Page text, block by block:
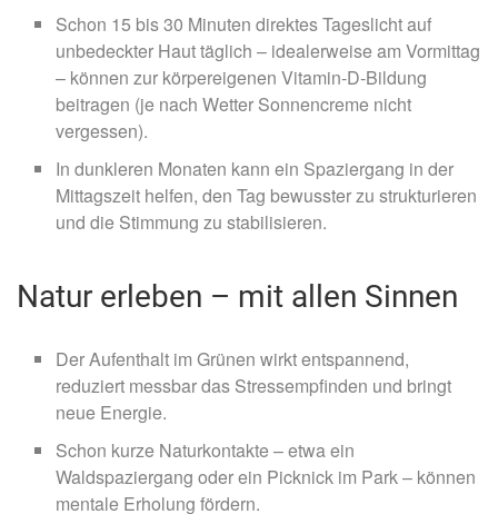
Schon 15 bis 30 Minuten direktes Tageslicht auf
unbedeckter Haut täglich – idealerweise am Vormittag
– können zur körpereigenen Vitamin-D-Bildung
beitragen (je nach Wetter Sonnencreme nicht
vergessen).
In dunkleren Monaten kann ein Spaziergang in der
Mittagszeit helfen, den Tag bewusster zu strukturieren
und die Stimmung zu stabilisieren.
Natur erleben – mit allen Sinnen
Der Aufenthalt im Grünen wirkt entspannend,
reduziert messbar das Stressempfinden und bringt
neue Energie.
Schon kurze Naturkontakte – etwa ein
Waldspaziergang oder ein Picknick im Park – können
mentale Erholung fördern.